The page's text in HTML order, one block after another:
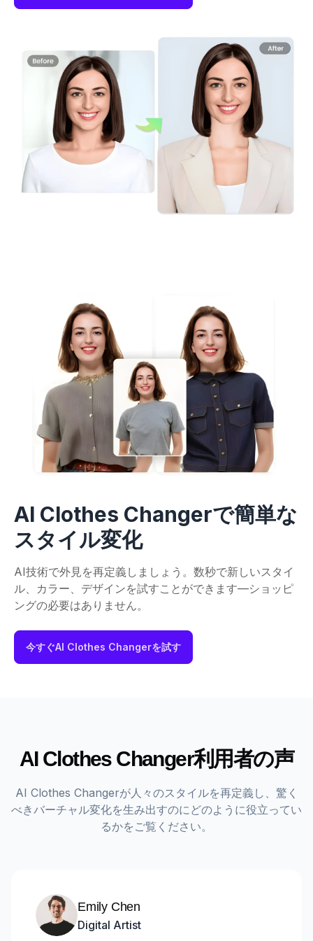
AI Clothes Changerで簡単な
スタイル変化
AI技術で外見を再定義しましょう。数秒で新しいスタイ
ル、カラー、デザインを試すことができます—ショッピ
ングの必要はありません。
今すぐAI Clothes Changerを試す
AI Clothes Changer利用者の声
AI Clothes Changerが人々のスタイルを再定義し、驚く
べきバーチャル変化を生み出すのにどのように役立ってい
るかをご覧ください。
Emily Chen
Digital Artist